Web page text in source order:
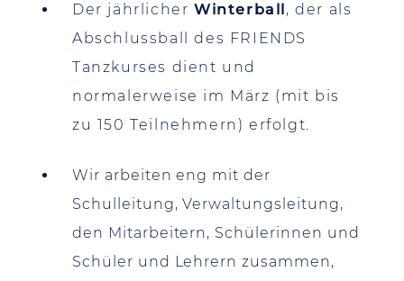
Der jährlicher Winterball, der als
Abschlussball des FRIENDS
Tanzkurses dient und
normalerweise im März (mit bis
zu 150 Teilnehmern) erfolgt.
Wir arbeiten eng mit der
Schulleitung, Verwaltungsleitung,
den Mitarbeitern, Schülerinnen und
Schüler und Lehrern zusammen,